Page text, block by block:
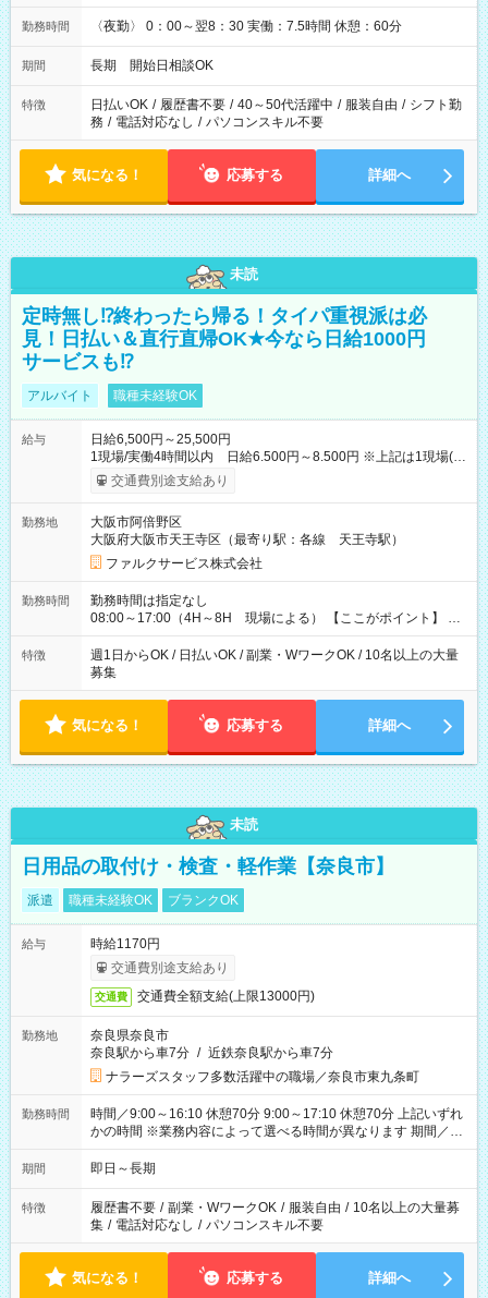
勤務時間 〈夜勤〉 0：00～翌8：30 実働：7.5時間 休憩：60分
期間 長期 開始日相談OK
特徴 日払いOK / 履歴書不要 / 40～50代活躍中 / 服装自由 / シフト勤
務 / 電話対応なし / パソコンスキル不要
気になる！ 応募する 詳細へ
未読
定時無し⁉終わったら帰る！タイパ重視派は必
見！日払い＆直行直帰OK★今なら日給1000円
サービスも⁉
アルバイト 職種未経験OK
給与
日給6,500円～25,500円
1現場/実働4時間以内 日給6.500円～8.500円 ※上記は1現場(実
働4時間以内)あたりの給与です ※基本は1日あたり2現場(実働8
時間以内)をお任せします。その場合の支給額は日給1,3000円で
～」ですが、今なら初出勤をした人は採用祝いで【日給+1.000
円】のボーナスが！★（その他待遇に変更ありません） 現場に
よっては早く終わることもあり！ その場合も給与金額は変わり
ません！ ≪給与例≫ ・週1日勤務 ㈪～㈮は本業のため㈯のみ
1現場/6.500×2現場＝日給13.000円×4日 ＝月給52.000円 ・週6
日でレギュラー勤務(勤続1年) 1現場/7.200×2現場＝日給14.400
る」などをして月に40万以上を稼ぐ人も☆ ◆支払い方法：日払
い・週払い・月3回払いが選択可能 【試用期間】試用期間なし
交通費別途支給あり
勤務地
大阪市阿倍野区
大阪府大阪市天王寺区（最寄り駅：各線 天王寺駅）
ファルクサービス株式会社
勤務時間
勤務時間は指定なし
08:00～17:00（4H～8H 現場による） 【ここがポイント】 ◆
給与の日給保障あり！ 「4時間の現場」が「1時間」で終わった
時も給料変わらず！ 「4時間の現場」のお給料をお支払いします
♪ 1日にたくさんの現場をこなせば、高収入を実現可能！
特徴
週1日からOK / 日払いOK / 副業・WワークOK / 10名以上の大量
募集
気になる！ 応募する 詳細へ
未読
日用品の取付け・検査・軽作業【奈良市】
派遣 職種未経験OK ブランクOK
給与
時給1170円
交通費別途支給あり
交通費 交通費全額支給(上限13000円)
勤務地
奈良県奈良市
奈良駅から車7分 / 近鉄奈良駅から車7分
ナラーズスタッフ多数活躍中の職場／奈良市東九条町
勤務時間
時間／9:00～16:10 休憩70分 9:00～17:10 休憩70分 上記いずれ
かの時間 ※業務内容によって選べる時間が異なります 期間／即
日～長期安定 スタート日は相談可能！ 勤務日／月～金の週4日
～でOK！
期間 即日～長期
特徴 履歴書不要 / 副業・WワークOK / 服装自由 / 10名以上の大量募
集 / 電話対応なし / パソコンスキル不要
気になる！ 応募する 詳細へ